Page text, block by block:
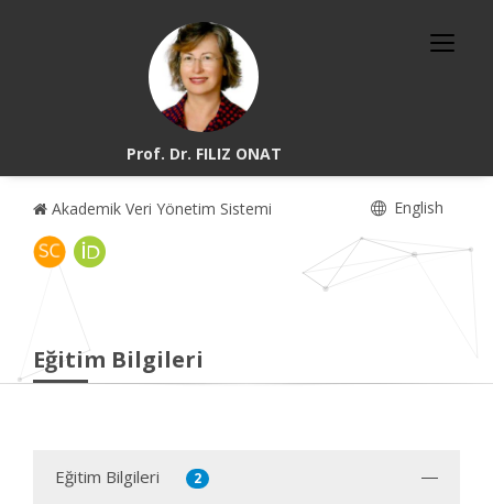
Prof. Dr. FILIZ ONAT
Akademik Veri Yönetim Sistemi English
Eğitim Bilgileri
Eğitim Bilgileri 2